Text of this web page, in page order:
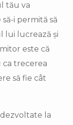
tău va
i permită să
lui lucrează și
este că
ca trecerea
să fie cât
la